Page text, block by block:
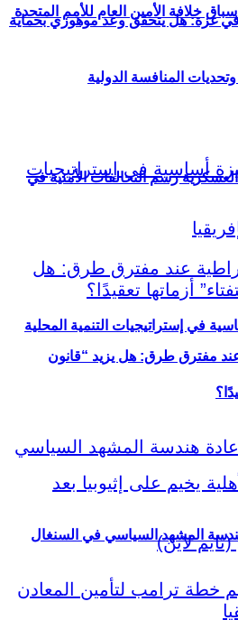
خلافة الأمين العام للأمم المتحدة
المنافسة الدولية
في إستراتيجيات التنمية المحلية
في غزة: هل يتحقق وعد موهوزي بحماية
العسكرية رسم التحالفات الأمنية في
عند مفترق طرق: هل يزيد “قانون
المشهد السياسي في السنغال